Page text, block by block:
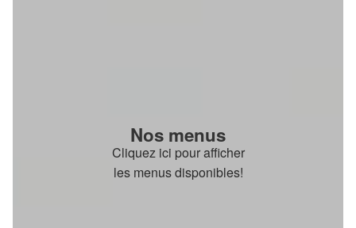
Nos menus
Cliquez ici pour afficher
les menus disponibles!